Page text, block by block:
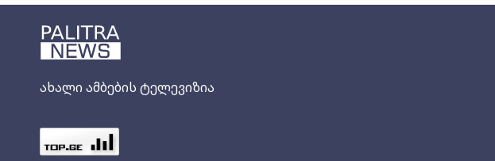
ახალი ამბების ტელევიზია